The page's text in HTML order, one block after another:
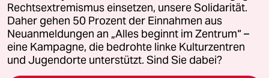
Feedback Redaktionsstatut Kommune-Richtlinien
Leitlinie Informant Datenschutz Impressum AGB
Rechtsextremismus einsetzen, unsere Solidarität.
Daher gehen 50 Prozent der Einnahmen aus
Neuanmeldungen an „Alles beginnt im Zentrum“ –
eine Kampagne, die bedrohte linke Kulturzentren
und Jugendorte unterstützt. Sind Sie dabei?